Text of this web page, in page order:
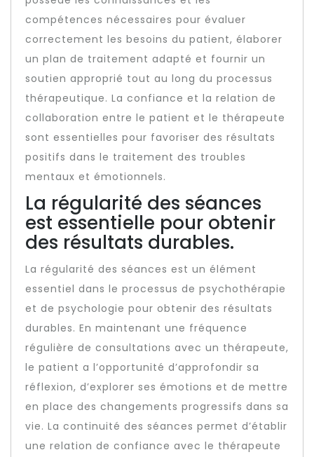
compétences nécessaires pour évaluer
correctement les besoins du patient, élaborer
un plan de traitement adapté et fournir un
soutien approprié tout au long du processus
thérapeutique. La confiance et la relation de
collaboration entre le patient et le thérapeute
sont essentielles pour favoriser des résultats
positifs dans le traitement des troubles
mentaux et émotionnels.
La régularité des séances
est essentielle pour obtenir
des résultats durables.
La régularité des séances est un élément
essentiel dans le processus de psychothérapie
et de psychologie pour obtenir des résultats
durables. En maintenant une fréquence
régulière de consultations avec un thérapeute,
le patient a l’opportunité d’approfondir sa
réflexion, d’explorer ses émotions et de mettre
en place des changements progressifs dans sa
vie. La continuité des séances permet d’établir
une relation de confiance avec le thérapeute